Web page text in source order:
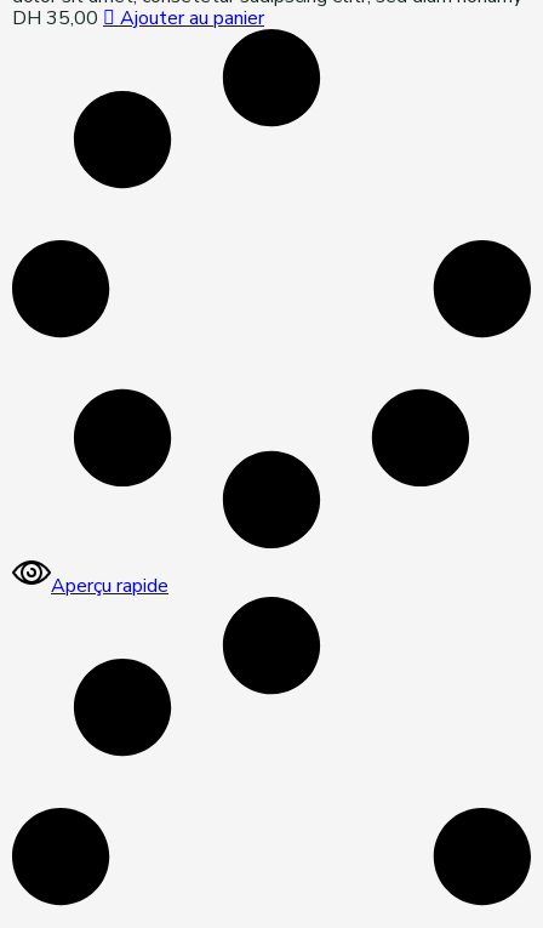
DH 35,00 Ajouter au panier
Aperçu rapide